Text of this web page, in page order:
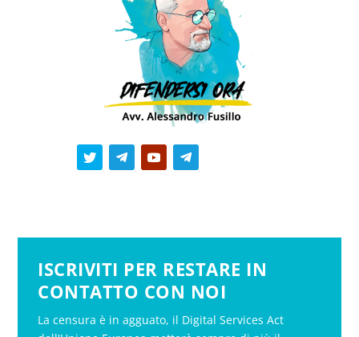
ISCRIVITI PER RESTARE IN
CONTATTO CON NOI
La censura è in agguato, il Digital Services Act